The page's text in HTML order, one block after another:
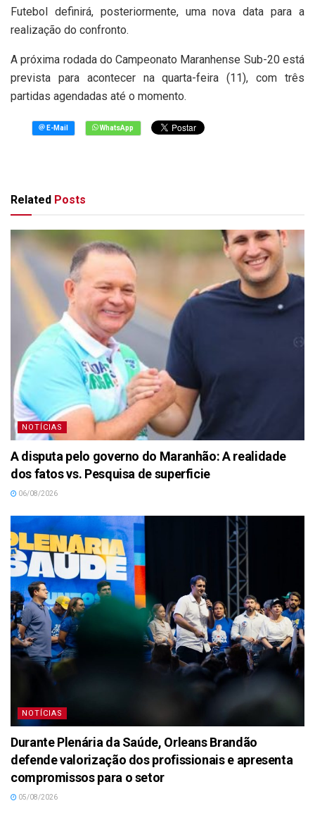
Futebol definirá, posteriormente, uma nova data para a
realização do confronto.
A próxima rodada do Campeonato Maranhense Sub-20 está
prevista para acontecer na quarta-feira (11), com três
partidas agendadas até o momento.
Related Posts
NOTÍCIAS
A disputa pelo governo do Maranhão: A realidade
dos fatos vs. Pesquisa de superficie
06/08/2026
NOTÍCIAS
Durante Plenária da Saúde, Orleans Brandão
defende valorização dos profissionais e apresenta
compromissos para o setor
05/08/2026